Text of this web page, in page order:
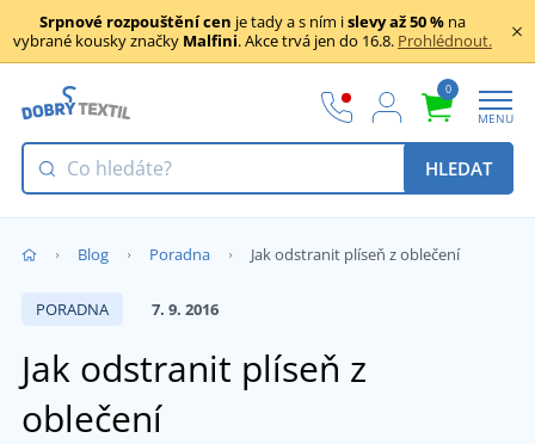
Srpnové rozpouštění cen je tady a s ním islevy až 50 % na
vybrané kousky značky Malfini. Akce trvá jen do 16.8. Prohlédnout.
0
MENU
HLEDAT
Blog Poradna Jak odstranit plíseň z oblečení
PORADNA 7. 9. 2016
Jak odstranit plíseň z
oblečení